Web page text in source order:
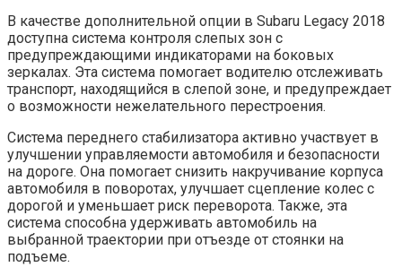
В качестве дополнительной опции в Subaru Legacy 2018
доступна система контроля слепых зон с
предупреждающими индикаторами на боковых
зеркалах. Эта система помогает водителю отслеживать
транспорт, находящийся в слепой зоне, и предупреждает
о возможности нежелательного перестроения.
Система переднего стабилизатора активно участвует в
улучшении управляемости автомобиля и безопасности
на дороге. Она помогает снизить накручивание корпуса
автомобиля в поворотах, улучшает сцепление колес с
дорогой и уменьшает риск переворота. Также, эта
система способна удерживать автомобиль на
выбранной траектории при отъезде от стоянки на
подъеме.